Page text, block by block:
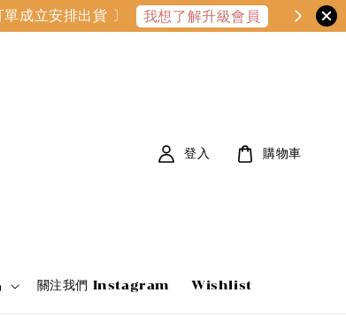
成立安排出貨 〕 我想了解升級會員
關注我們 Instagram Wishlist
登入 購物車